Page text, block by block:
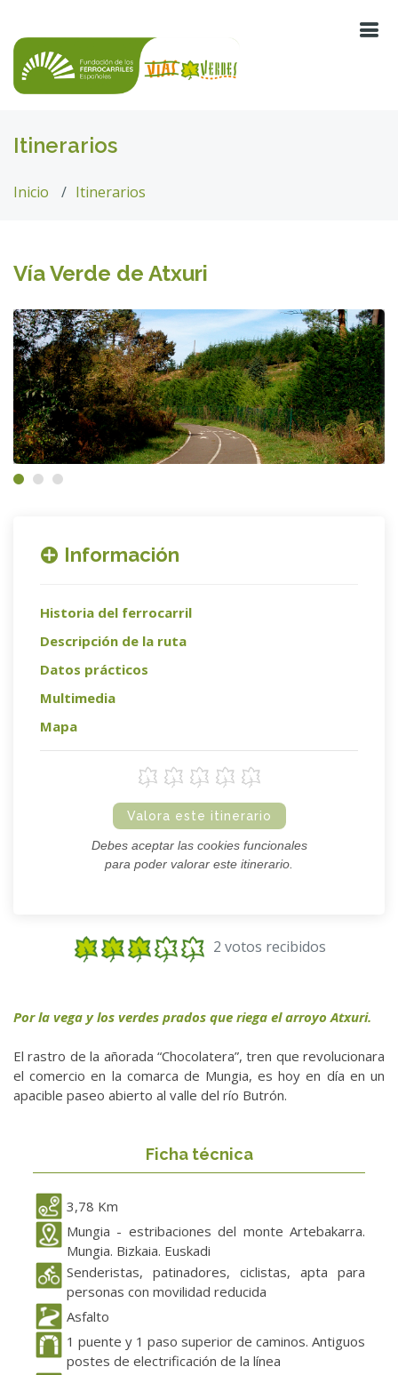
Itinerarios
Inicio Itinerarios
Vía Verde de Atxuri
Información
Historia del ferrocarril
Descripción de la ruta
Datos prácticos
Multimedia
Mapa
Valora este itinerario
Debes aceptar las cookies funcionales
para poder valorar este itinerario.
2 votos recibidos
Por la vega y los verdes prados que riega el arroyo Atxuri.
El rastro de la añorada “Chocolatera”, tren que revolucionara
el comercio en la comarca de Mungia, es hoy en día en un
apacible paseo abierto al valle del río Butrón.
Ficha técnica
3,78 Km
Mungia - estribaciones del monte Artebakarra.
Mungia. Bizkaia. Euskadi
Senderistas, patinadores, ciclistas, apta para
personas con movilidad reducida
Asfalto
1 puente y 1 paso superior de caminos. Antiguos
postes de electrificación de la línea